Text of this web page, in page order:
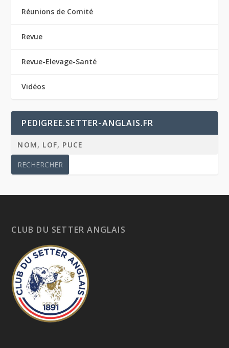
Réunions de Comité
Revue
Revue-Elevage-Santé
Vidéos
PEDIGREE.SETTER-ANGLAIS.FR
CLUB DU SETTER ANGLAIS